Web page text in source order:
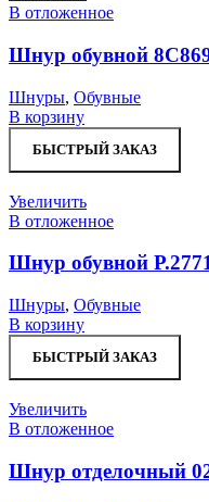
В отложенное
Шнур обувной
Шнуры, Обувные
В корзину
БЫСТРЫЙ ЗАКАЗ
Увеличить
В отложенное
Шнур обувной
Шнуры, Обувные
В корзину
БЫСТРЫЙ ЗАКАЗ
Увеличить
В отложенное
Шнур отделочный